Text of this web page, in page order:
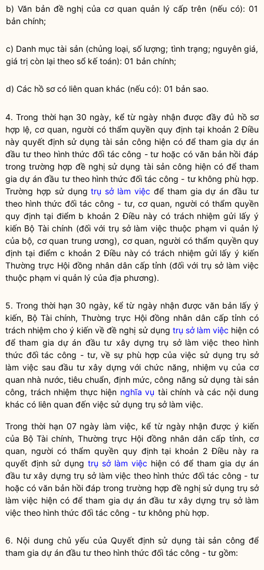
b) Văn bản đề nghị của cơ quan quản lý cấp trên (nếu có): 01
bản chính;
c) Danh mục tài sản (chủng loại, số lượng; tình trạng; nguyên giá,
giá trị còn lại theo sổ kế toán): 01 bản chính;
d) Các hồ sơ có liên quan khác (nếu có): 01 bản sao.
4. Trong thời hạn 30 ngày, kể từ ngày nhận được đầy đủ hồ sơ
hợp lệ, cơ quan, người có thẩmquyền quy định tại khoản 2 Điều
này quyết định sử dụngtài sản công hiện có để tham gia dự án
đầu tư theo hình thức đối tác công - tư hoặc có văn bản hồi đáp
trong trường hợp đề nghị sử dụng tài sản công hiện có để tham
gia dự án đầu tư theo hình thức đối tác công - tư không phù hợp.
Trường hợp sử dụngtrụ sở làm việc để tham gia dự án đầu tư
theo hình thức đối tác công - tư, cơ quan, người có thẩm quyền
quy định tại điểm b khoản 2 Điều này có trách nhiệm gửi lấy ý
kiến Bộ Tài chính (đối với trụ sở làm việc thuộc phạm vi quản lý
của bộ, cơ quan trung ương), cơ quan, người có thẩm quyềnquy
định tại điểm c khoản 2 Điều này có trách nhiệm gửi lấy ý kiến
Thường trực Hội đồng nhân dâncấp tỉnh (đối vớitrụ sở làm việc
thuộc phạm vi quản lý của địa phương).
5. Trong thời hạn 30 ngày, kể từ ngày nhận được văn bản lấy ý
kiến, Bộ Tài chính, Thường trực Hội đồng nhân dâncấp tỉnh có
trách nhiệm cho ý kiến về đề nghị sử dụng trụ sở làm việc hiện có
để tham gia dự án đầu tư xây dựngtrụ sở làm việc theo hình
thức đối tác công - tư, về sự phù hợp của việc sử dụngtrụ sở
làm việc sau đầu tư xây dựng với chức năng, nhiệm vụ của cơ
quan nhà nước, tiêu chuẩn, định mức, công năng sử dụng tài sản
công, trách nhiệm thực hiện nghĩa vụ tài chính và các nội dung
khác có liên quan đến việc sử dụng trụ sở làm việc.
Trong thời hạn 07 ngày làm việc, kể từ ngày nhận được ý kiến
của Bộ Tài chính, Thường trực Hội đồng nhân dân cấp tỉnh, cơ
quan, người có thẩm quyềnquy định tại khoản 2 Điều này ra
quyết định sử dụng trụ sở làm việc hiện có để tham gia dự án
đầu tư xây dựngtrụ sở làm việc theo hình thức đối tác công - tư
hoặc có văn bản hồi đáp trong trường hợp đề nghị sử dụng trụ sở
làm việc hiện có để tham gia dự án đầu tư xây dựngtrụ sở làm
việc theo hình thức đối tác công - tư không phù hợp.
6. Nội dung chủ yếu của Quyết định sử dụngtài sản công để
tham gia dự án đầu tư theo hình thức đối tác công - tư gồm: